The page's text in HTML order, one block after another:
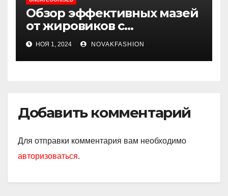
Обзор эффективных мазей
от жировиков с
рассасывающим эффектом
НОЯ 1, 2024 NOVAKFASHION
Добавить комментарий
Для отправки комментария вам необходимо
авторизоваться.